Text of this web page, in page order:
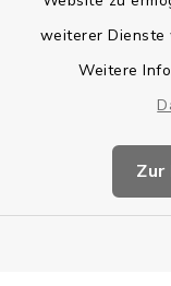
weiterer Dienste
Weitere
Zur